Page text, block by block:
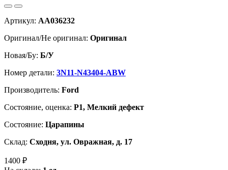
Артикул: AA036232
Оригинал/Не оригинал: Оригинал
Новая/Бу: Б/У
Номер детали: 3N11-N43404-ABW
Производитель: Ford
Cостояние, оценка: Р1, Мелкий дефект
Состояние: Царапины
Склад: Сходня, ул. Овражная, д. 17
1400 ₽